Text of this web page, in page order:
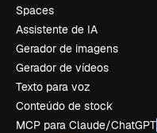
Spaces
Assistente de IA
Gerador de imagens
Gerador de vídeos
Texto para voz
Conteúdo de stock
MCP para Claude/ChatGPT